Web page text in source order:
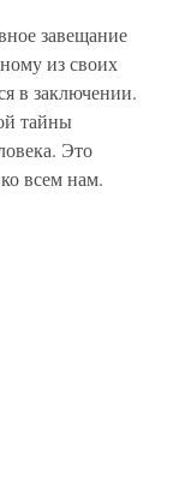
завещание
из своих
в заключении.
тайны
Это
всем нам.